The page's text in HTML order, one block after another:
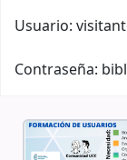
Usuario:
Contraseña: